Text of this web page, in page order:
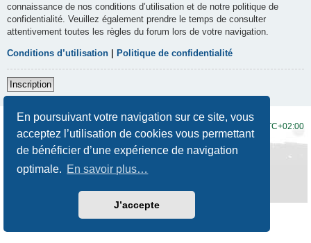
En poursuivant votre navigation sur ce site, vous
acceptez l’utilisation de cookies vous permettant
de bénéficier d’une expérience de navigation
optimale. En savoir plus…
J’accepte
connaissance de nos conditions d’utilisation et de notre politique de
confidentialité. Veuillez également prendre le temps de consulter
attentivement toutes les règles du forum lors de votre navigation.
Conditions d’utilisation Politique de confidentialité
Inscription
UTC+02:00
Développé par phpBB® Forum Software © phpBB Limited
Traduction française officielle
Prosilver New Edition
Confidentialité|Conditions